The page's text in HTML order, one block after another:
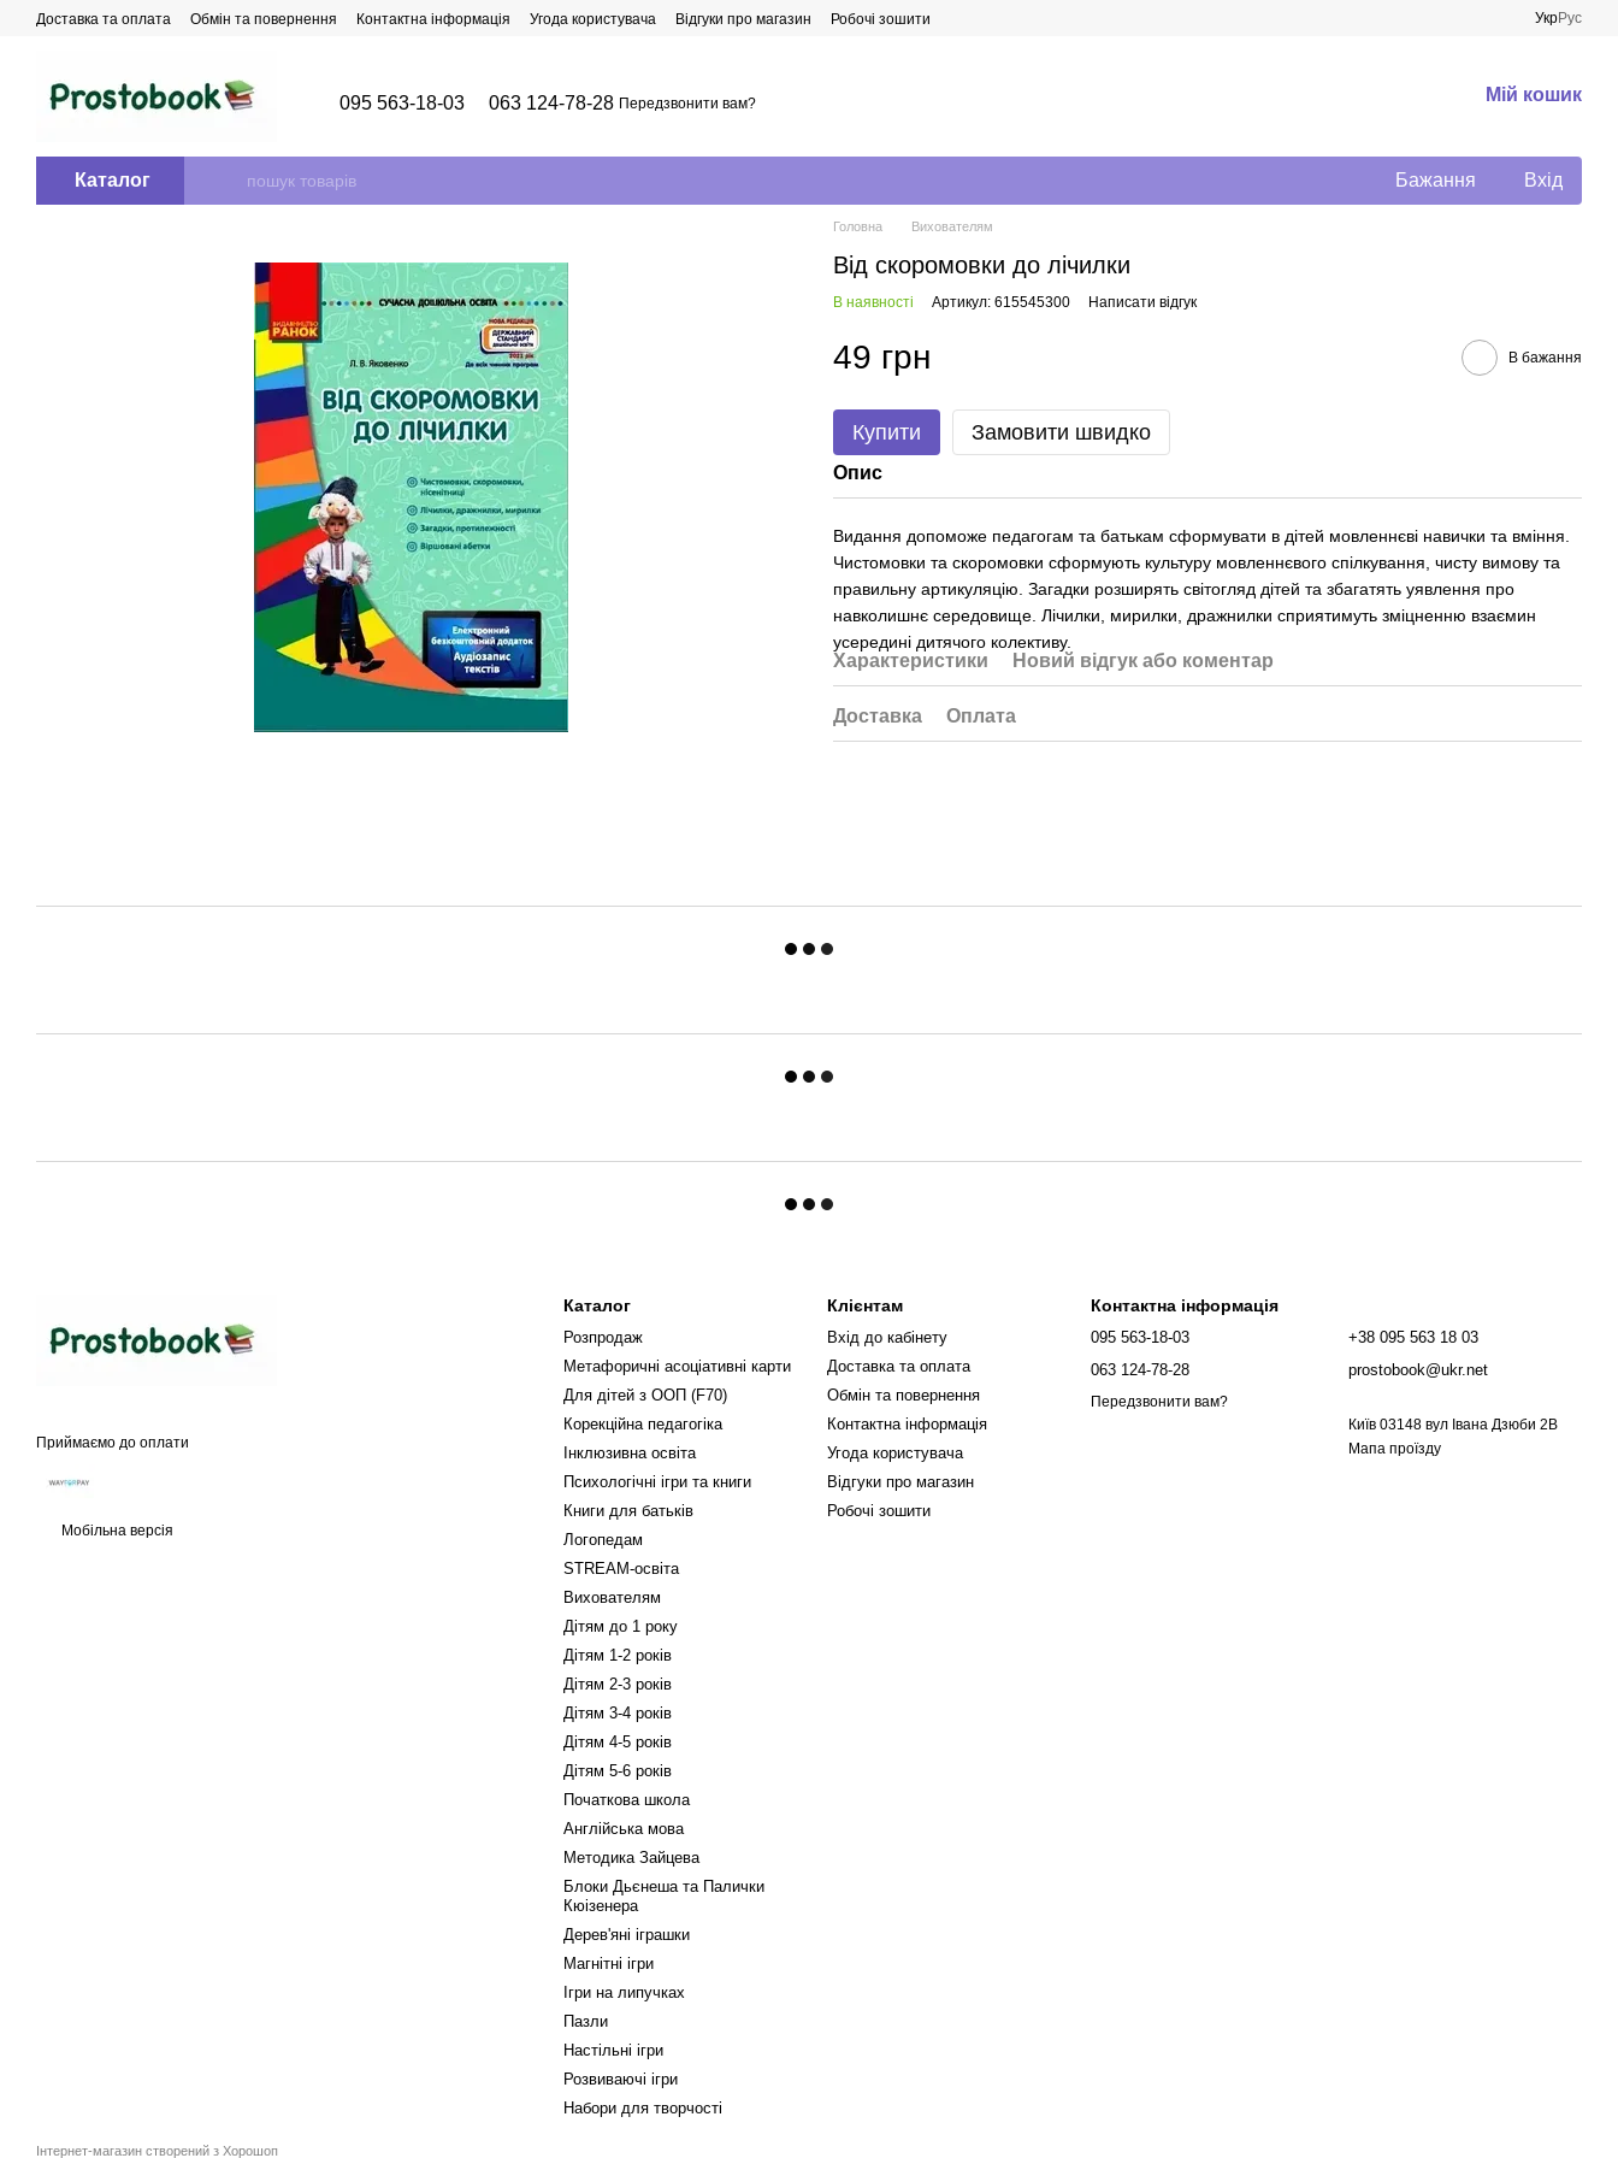
Перейти до основного контенту
Доставка та оплата Обмін та повернення Контактна інформація Угода користувача Відгуки про магазин Робочі зошити УкрРус
095 563-18-03 063 124-78-28 Передзвонити вам? Мій кошик
Каталог Бажання Вхід
Головна Вихователям
Від скоромовки до лічилки
В наявності Артикул: 615545300 Написати відгук
49 грн В бажання
Купити Замовити швидко
Опис
Видання допоможе педагогам та батькам сформувати в дітей мовленнєві навички та вміння.
Чистомовки та скоромовки сформують культуру мовленнєвого спілкування, чисту вимову та
правильну артикуляцію. Загадки розширять світогляд дітей та збагатять уявлення про
навколишнє середовище. Лічилки, мирилки, дражнилки сприятимуть зміцненню взаємин
усередині дитячого колективу.
Характеристики Новий відгук або коментар
Доставка Оплата
Приймаємо до оплати
Мобільна версія
Інтернет-магазин створений з Хорошоп
Каталог
Розпродаж
Метафоричні асоціативні карти
Для дітей з ООП (F70)
Корекційна педагогіка
Інклюзивна освіта
Психологічні ігри та книги
Книги для батьків
Логопедам
STREAM-освіта
Вихователям
Дітям до 1 року
Дітям 1-2 років
Дітям 2-3 років
Дітям 3-4 років
Дітям 4-5 років
Дітям 5-6 років
Початкова школа
Англійська мова
Методика Зайцева
Блоки Дьєнеша та Палички
Кюізенера
Дерев'яні іграшки
Магнітні ігри
Ігри на липучках
Пазли
Настільні ігри
Розвиваючі ігри
Набори для творчості
Клієнтам
Вхід до кабінету
Доставка та оплата
Обмін та повернення
Контактна інформація
Угода користувача
Відгуки про магазин
Робочі зошити
Контактна інформація
095 563-18-03
063 124-78-28
Передзвонити вам?
+38 095 563 18 03
prostobook@ukr.net
Київ 03148 вул Івана Дзюби 2В
Мапа проїзду